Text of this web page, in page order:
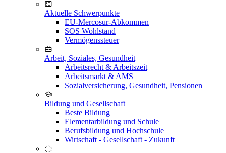
Aktuelle Schwerpunkte
EU-Mercosur-Abkommen
SOS Wohlstand
Vermögenssteuer
Arbeit, Soziales, Gesundheit
Arbeitsrecht & Arbeitszeit
Arbeitsmarkt & AMS
Sozialversicherung, Gesundheit, Pensionen
Bildung und Gesellschaft
Beste Bildung
Elementarbildung und Schule
Berufsbildung und Hochschule
Wirtschaft - Gesellschaft - Zukunft